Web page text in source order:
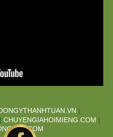
|
| CHUYENGIAHOIMIENG.COM |